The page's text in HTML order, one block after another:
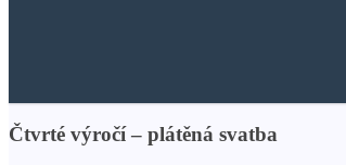
Čtvrté výročí – plátěná svatba